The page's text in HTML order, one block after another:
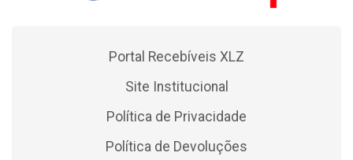
Portal Recebíveis XLZ
Site Institucional
Política de Privacidade
Política de Devoluções